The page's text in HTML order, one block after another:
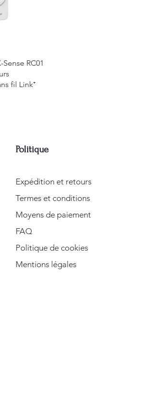
RC01
fil Link⁺
Politique
Expédition et retours
Termes et conditions
Moyens de paiement
FAQ
Politique de cookies
Mentions légales